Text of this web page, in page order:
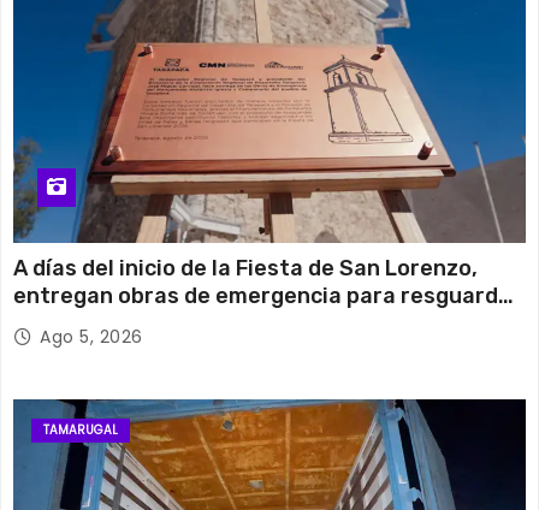
A días del inicio de la Fiesta de San Lorenzo,
entregan obras de emergencia para resguardar
su histórico campanario
Ago 5, 2026
TAMARUGAL